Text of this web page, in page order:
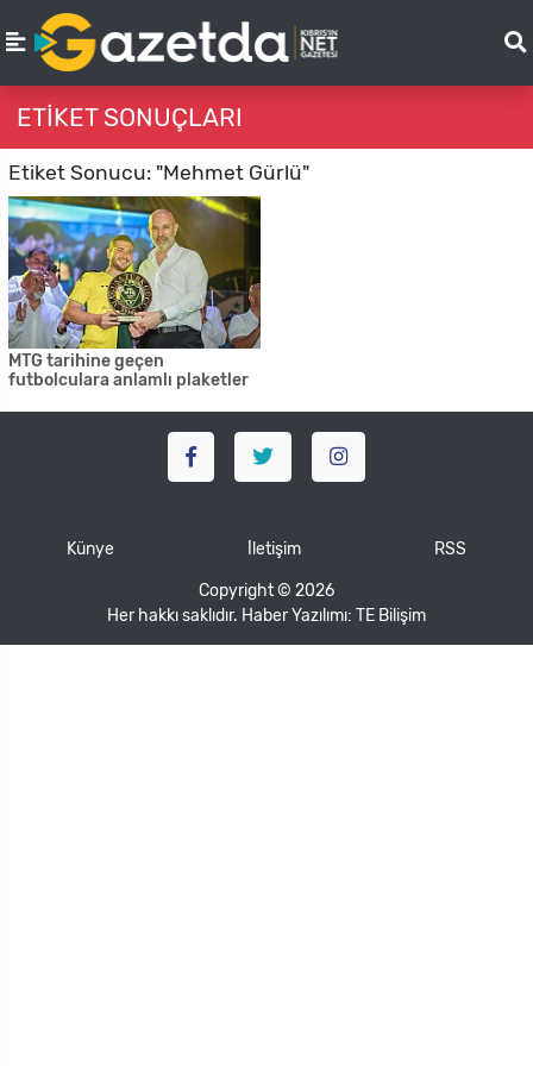
ETIKET SONUÇLARI
Etiket Sonucu: "Mehmet Gürlü"
MTG tarihine geçen
futbolculara anlamlı plaketler
Künye İletişim RSS
Copyright © 2026
Her hakkı saklıdır. Haber Yazılımı: TE Bilişim